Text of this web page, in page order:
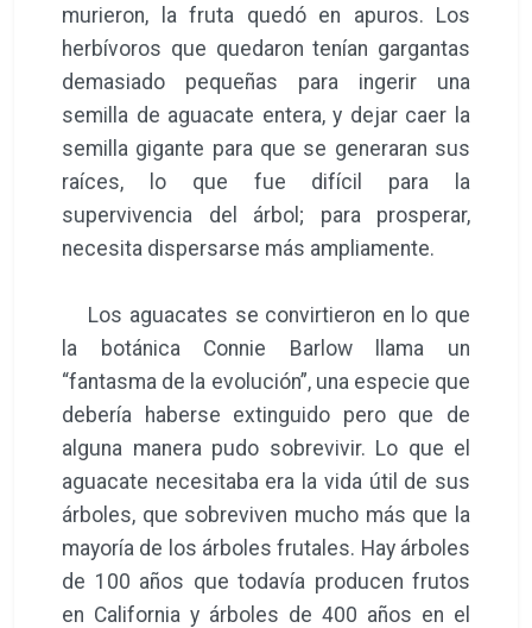
murieron, la fruta quedó en apuros. Los
herbívoros que quedaron tenían gargantas
demasiado pequeñas para ingerir una
semilla de aguacate entera, y dejar caer la
semilla gigante para que se generaran sus
raíces, lo que fue difícil para la
supervivencia del árbol; para prosperar,
necesita dispersarse más ampliamente.
Los aguacates se convirtieron en lo que
la botánica Connie Barlow llama un
“fantasma de la evolución”, una especie que
debería haberse extinguido pero que de
alguna manera pudo sobrevivir. Lo que el
aguacate necesitaba era la vida útil de sus
árboles, que sobreviven mucho más que la
mayoría de los árboles frutales. Hay árboles
de 100 años que todavía producen frutos
en California y árboles de 400 años en el